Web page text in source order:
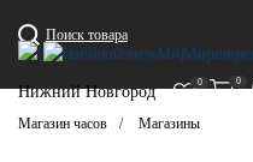
Поиск товара
Нижний Новгород
0 0
Магазин часов Магазины